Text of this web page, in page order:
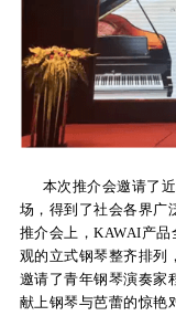
本次推介会邀请了近
场，得到了社会各界广
推介会上，KAWAI产
观的立式钢琴整齐排列
邀请了青年钢琴演奏家
献上钢琴与芭蕾的惊艳